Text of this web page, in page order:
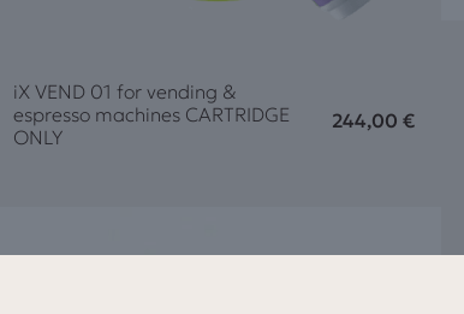
iX VEND 01 for vending &
espresso machines CARTRIDGE
ONLY
244,00 €